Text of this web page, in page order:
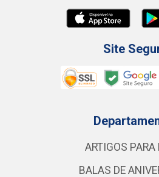
Site
ARTIGOS PARA
BALAS DE